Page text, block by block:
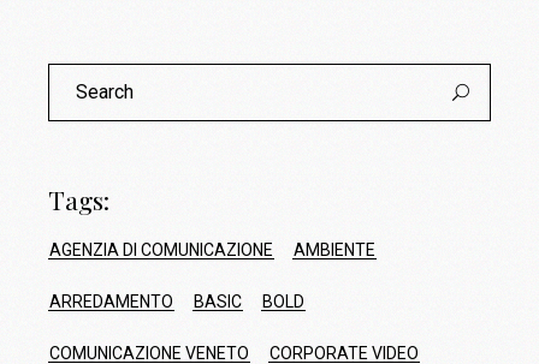
Search
Tags:
AGENZIA DI COMUNICAZIONE AMBIENTE
ARREDAMENTO BASIC BOLD
COMUNICAZIONE VENETO CORPORATE VIDEO